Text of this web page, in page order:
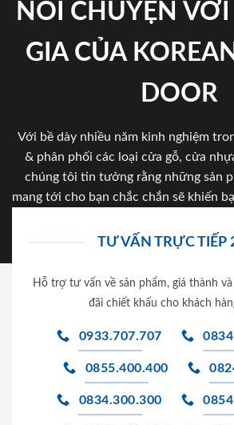
NÓI CHUYỆN VỚI
GIA CỦA
DOOR
Với bề dày nhiều năm kinh nghiệm
& phân phối các loại cửa gỗ, cửa
chúng tôi tin tưởng rằng những sản
mang tới cho bạn chắc chắn sẽ khiến
TƯ VẤN TRỰC TIẾP
Hỗ trợ tư vấn về sản phẩm, giá thành
đãi chiết khấu cho khách
0933.707.707
0855.400.400
0834.300.300